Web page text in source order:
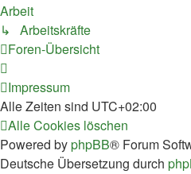
Arbeit
↳ Arbeitskräfte
Foren-Übersicht
Impressum
Alle Zeiten sind UTC+02:00
Alle Cookies löschen
Powered byphpBB® Forum
Deutsche Übersetzung durch